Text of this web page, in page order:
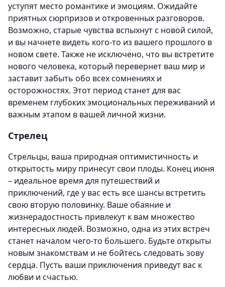
уступят место романтике и эмоциям. Ожидайте
приятных сюрпризов и откровенных разговоров.
Возможно, старые чувства вспыхнут с новой силой,
и вы начнете видеть кого-то из вашего прошлого в
новом свете. Также не исключено, что вы встретите
нового человека, который перевернет ваш мир и
заставит забыть обо всех сомнениях и
осторожностях. Этот период станет для вас
временем глубоких эмоциональных переживаний и
важным этапом в вашей личной жизни.
Стрелец
Стрельцы, ваша природная оптимистичность и
открытость миру принесут свои плоды. Конец июня
– идеальное время для путешествий и
приключений, где у вас есть все шансы встретить
свою вторую половинку. Ваше обаяние и
жизнерадостность привлекут к вам множество
интересных людей. Возможно, одна из этих встреч
станет началом чего-то большего. Будьте открыты
новым знакомствам и не бойтесь следовать зову
сердца. Пусть ваши приключения приведут вас к
любви и счастью.